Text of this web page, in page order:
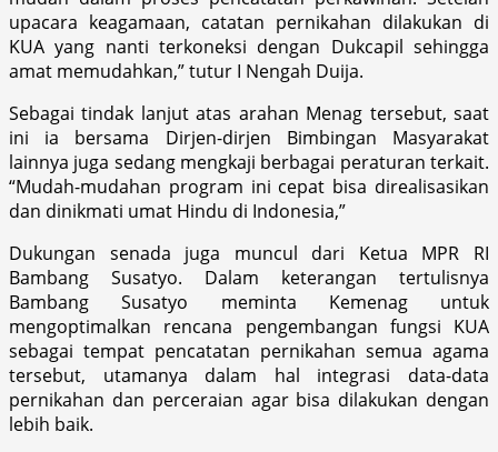
upacara keagamaan, catatan pernikahan dilakukan di
KUA yang nanti terkoneksi dengan Dukcapil sehingga
amat memudahkan,” tutur I Nengah Duija.
Sebagai tindak lanjut atas arahan Menag tersebut, saat
ini ia bersama Dirjen-dirjen Bimbingan Masyarakat
lainnya juga sedang mengkaji berbagai peraturan terkait.
“Mudah-mudahan program ini cepat bisa direalisasikan
dan dinikmati umat Hindu di Indonesia,”
Dukungan senada juga muncul dari Ketua MPR RI
Bambang Susatyo. Dalam keterangan tertulisnya
Bambang Susatyo meminta Kemenag untuk
mengoptimalkan rencana pengembangan fungsi KUA
sebagai tempat pencatatan pernikahan semua agama
tersebut, utamanya dalam hal integrasi data-data
pernikahan dan perceraian agar bisa dilakukan dengan
lebih baik.